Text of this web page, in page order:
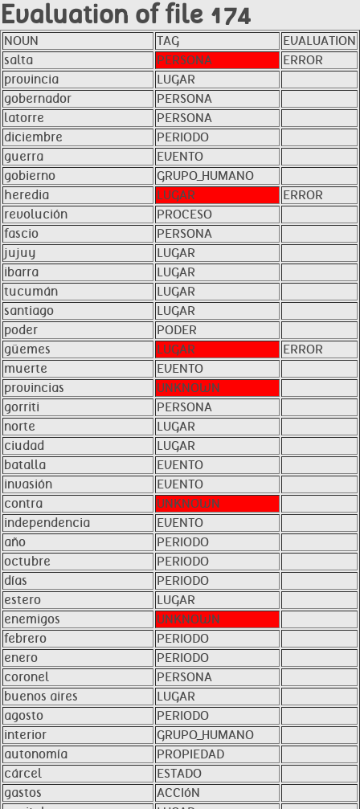
Evaluation of file 174
NOUN TAG
EVALUATION
salta
PERSONA
ERROR
provincia
LUGAR
gobernador
PERSONA
latorre
PERSONA
diciembre
PERIODO
guerra
EVENTO
gobierno
GRUPO_HUMANO
heredia
LUGAR
ERROR
revolución
PROCESO
fascio
PERSONA
jujuy
LUGAR
ibarra
LUGAR
tucumán
LUGAR
santiago
LUGAR
poder
PODER
güemes
LUGAR
ERROR
muerte
EVENTO
provincias
UNKNOWN
gorriti
PERSONA
norte
LUGAR
ciudad
LUGAR
batalla
EVENTO
invasión
EVENTO
contra
UNKNOWN
independencia
EVENTO
año
PERIODO
octubre
PERIODO
días
PERIODO
estero
LUGAR
enemigos
UNKNOWN
febrero
PERIODO
enero
PERIODO
coronel
PERSONA
buenos aires
LUGAR
agosto
PERIODO
interior
GRUPO_HUMANO
autonomía
PROPIEDAD
cárcel
ESTADO
gastos
ACCIóN